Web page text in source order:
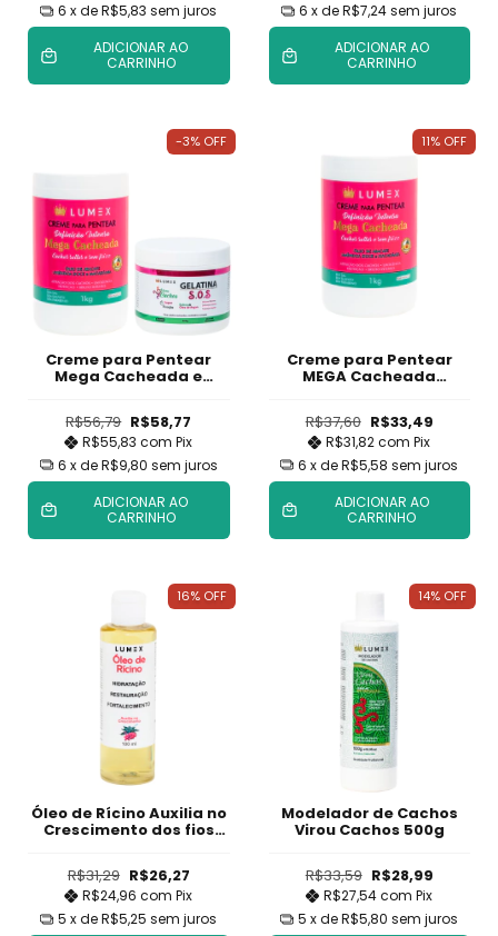
6 x deR$5,83 sem juros
ADICIONAR AO
CARRINHO
6 x deR$7,24sem juros
ADICIONAR AO
CARRINHO
-3% OFF
Creme para Pentear
Mega Cacheada e
R$56,79 R$58,77
R$55,83com Pix
6 x deR$9,80 sem juros
ADICIONAR AO
CARRINHO
11% OFF
Creme para Pentear
MEGA Cacheada
R$37,60 R$33,49
R$31,82com Pix
6 x deR$5,58 sem juros
ADICIONAR AO
CARRINHO
16% OFF
Óleo de Rícino Auxilia no
Crescimento dos fios
R$31,29 R$26,27
R$24,96com Pix
5 x deR$5,25 sem juros
14% OFF
Modelador de Cachos
Virou Cachos 500g
R$33,59 R$28,99
R$27,54com Pix
5 x deR$5,80 sem juros